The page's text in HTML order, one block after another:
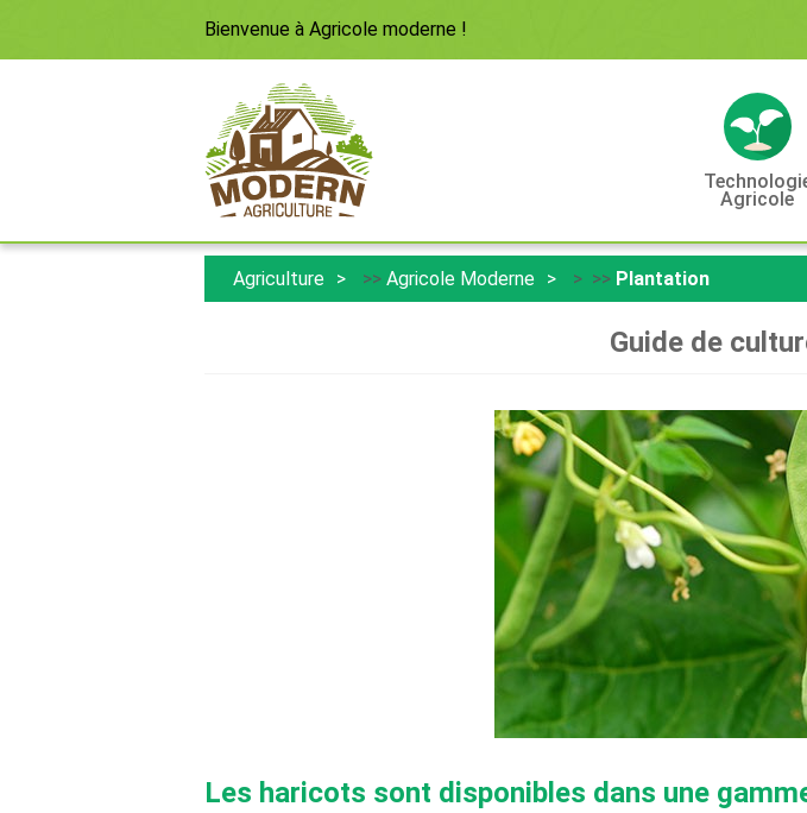
Bienvenue à Agricole moderne !
Agricole
Agriculture >> Agricole Moderne > >> Plantation
Guide de
Les haricots sont disponibles dans une